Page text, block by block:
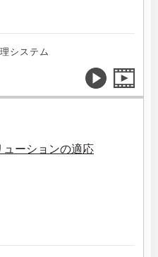
システム
ーションの適応